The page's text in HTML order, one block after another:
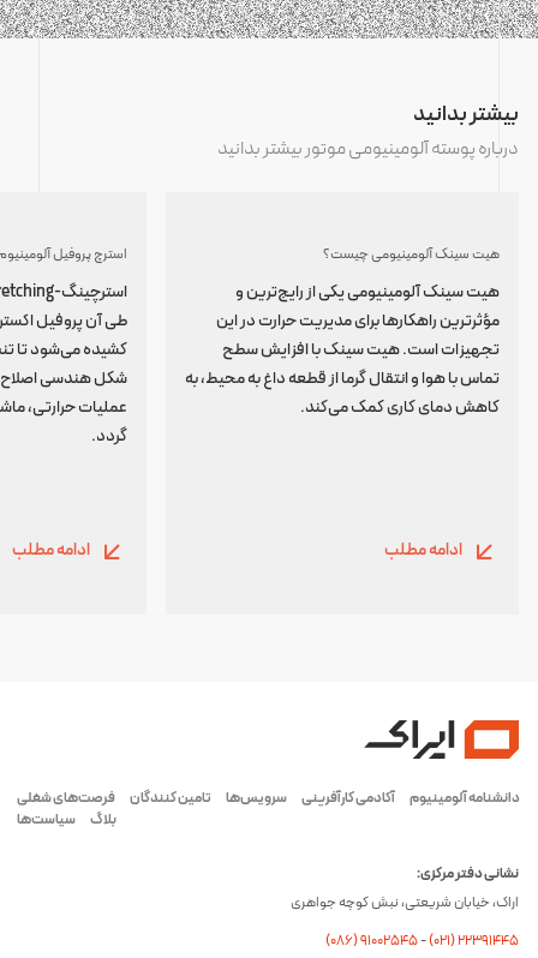
بیشتر بدانید
درباره پوسته آلومینیومی موتور بیشتر بدانید
هیت سینک آلومینیومی چیست؟
هیت سینک آلومینیومی یکی از رایج‌ترین و
مؤثرترین راهکارها برای مدیریت حرارت در این
تجهیزات است. هیت سینک با افزایش سطح
تماس با هوا و انتقال گرما از قطعه داغ به محیط، به
کاهش دمای کاری کمک می‌کند.
ادامه مطلب
طی آن پروفیل
کشیده می‌شود تا
شکل هندسی
عملیات حرارتی،
گردد.
ادامه مطلب
دانشنامه آلومینیوم آکادمی کارآفرینی سرویس‌ها تامین کنندگان
فرصت‌های شغلی
بلاگ
سیاست‌ها
نشانی دفتر مرکزی:
اراک، خیابان شریعتی، نبش کوچه جواهری
(۰۸۶) ۹۱۰۰۲۵۴۵-(۰21) 22391445